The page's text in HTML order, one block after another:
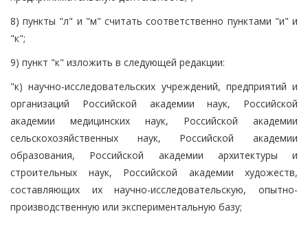
8) пункты "л" и "м" считать соответственно пунктами "и" и
"к";
9) пункт "к" изложить в следующей редакции:
"к) научно-исследовательских учреждений, предприятий и
организаций Российской академии наук, Российской
академии медицинских наук, Российской академии
сельскохозяйственных наук, Российской академии
образования, Российской академии архитектуры и
строительных наук, Российской академии художеств,
составляющих их научно-исследовательскую, опытно-
производственную или экспериментальную базу;